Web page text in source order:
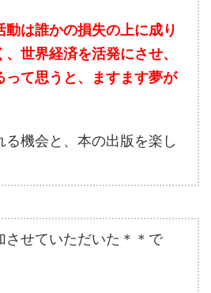
動は誰かの損失の上に成り
世界経済を活発にさせ、
って思うと、ますます夢が
る機会と、本の出版を楽し
させていただいた＊＊で